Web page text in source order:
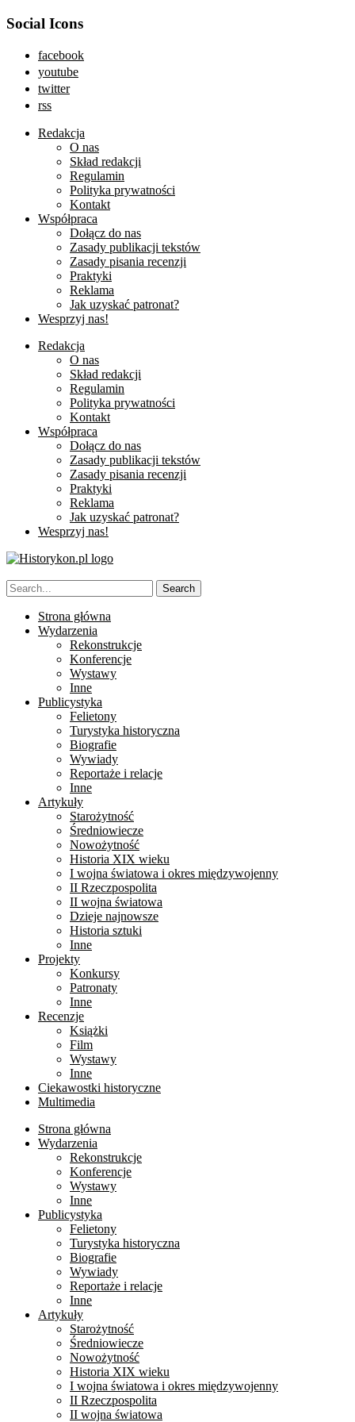
Social Icons
facebook
youtube
twitter
rss
Redakcja
O nas
Skład redakcji
Regulamin
Polityka prywatności
Kontakt
Współpraca
Dołącz do nas
Zasady publikacji tekstów
Zasady pisania recenzji
Praktyki
Reklama
Jak uzyskać patronat?
Wesprzyj nas!
Redakcja
O nas
Skład redakcji
Regulamin
Polityka prywatności
Kontakt
Współpraca
Dołącz do nas
Zasady publikacji tekstów
Zasady pisania recenzji
Praktyki
Reklama
Jak uzyskać patronat?
Wesprzyj nas!
Strona główna
Wydarzenia
Rekonstrukcje
Konferencje
Wystawy
Inne
Publicystyka
Felietony
Turystyka historyczna
Biografie
Wywiady
Reportaże i relacje
Inne
Artykuły
Starożytność
Średniowiecze
Nowożytność
Historia XIX wieku
I wojna światowa i okres międzywojenny
II Rzeczpospolita
II wojna światowa
Dzieje najnowsze
Historia sztuki
Inne
Projekty
Konkursy
Patronaty
Inne
Recenzje
Książki
Film
Wystawy
Inne
Ciekawostki historyczne
Multimedia
Strona główna
Wydarzenia
Rekonstrukcje
Konferencje
Wystawy
Inne
Publicystyka
Felietony
Turystyka historyczna
Biografie
Wywiady
Reportaże i relacje
Inne
Artykuły
Starożytność
Średniowiecze
Nowożytność
Historia XIX wieku
I wojna światowa i okres międzywojenny
II Rzeczpospolita
II wojna światowa